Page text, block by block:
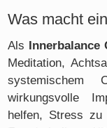
Was macht
Als Innerbalance
Meditation,
wirkungsvolle
helfen, Stress zu